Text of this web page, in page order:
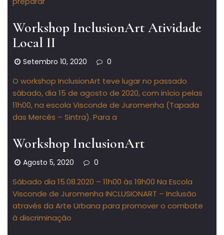
Workshop InclusionArt Atividade
Local II
Setembro 10, 2020 0
O workshop InclusionArt teve lugar no passado
sábado, dia 15 de agosto de 2020, com início pelas
11h00, na escola Visconde de Juromenha (Tapada
das Mercês – Sintra). Para a
Workshop InclusionArt
Agosto 5, 2020 0
Sábado dia 15.08.2020 – 11h00 às 19h00 Na Escola
Visconde de Juromenha INCLUSIONART – Inclusão
através da Arte Urbana para promover o combate
à discriminação